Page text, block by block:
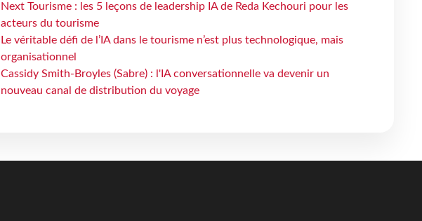
Next Tourisme : les 5 leçons de leadership IA de Reda Kechouri pour les
acteurs du tourisme
Le véritable défi de l’IA dans le tourisme n’est plus technologique, mais
organisationnel
Cassidy Smith-Broyles (Sabre) : l'IA conversationnelle va devenir un
nouveau canal de distribution du voyage